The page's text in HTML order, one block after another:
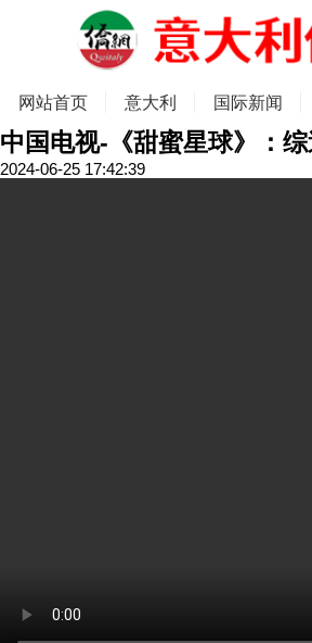
网站首页 意大利 国际新闻
中国电视-《甜蜜星球》：
2024-06-25 17:42:39